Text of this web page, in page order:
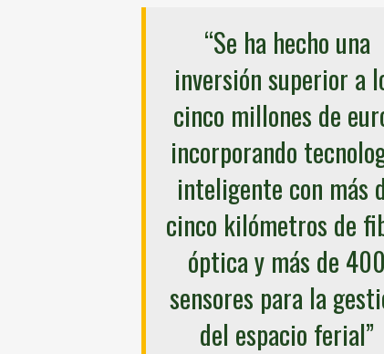
“Se ha hecho una
inversión superior a
cinco millones de
incorporando
inteligente con más
cinco kilómetros de
óptica y más de 400
sensores para la
del espacio ferial”